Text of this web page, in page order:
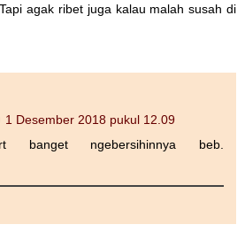
agak ribet juga kalau malah susah di
1 Desember 2018 pukul 12.09
banget ngebersihinnya beb.